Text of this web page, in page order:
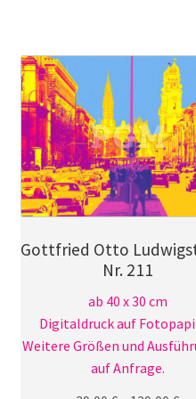
auf.
Die
auf
der
Gottfried Otto
Nr. 211
ab 40 x 30 cm
Digitaldruck auf
Weitere Größen und
auf Anfrage.